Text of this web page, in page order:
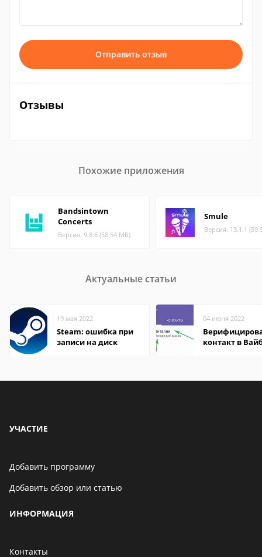
Отправить отзыв
Отзывы
Похожие приложения
Bandsintown
Concerts
Версия: 9.8.6 (58.54 МБ)
Smule
Версия: 13.1.1
Актуальные статьи
19 мая 2022
Steam: ошибка при
записи на диск
04 июня 2022
контакт в
УЧАСТИЕ
Добавить программу
Добавить обзор или статью
ИНФОРМАЦИЯ
Контакты